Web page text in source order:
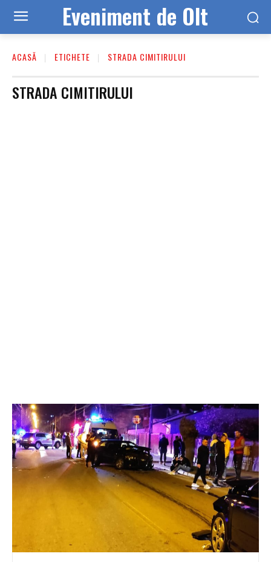
Eveniment de Olt
ACASĂ ETICHETE STRADA CIMITIRULUI
STRADA CIMITIRULUI